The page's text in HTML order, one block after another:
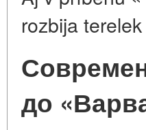
rozbija
до